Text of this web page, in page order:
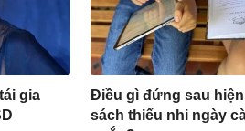
gia
Điều gì đứng sau
sách thiếu nhi ngày